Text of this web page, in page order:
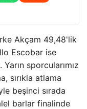
Akçam 49,48'lik
Escobar ise
sporcularımız
sırıkla atlama
beşinci sırada
barlar finalinde